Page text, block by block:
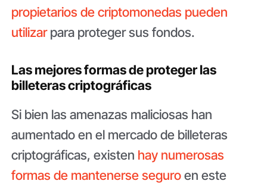
propietarios de criptomonedas pueden
utilizarpara proteger sus fondos.
Las mejores formas de proteger las
billeteras criptográficas
Si bien las amenazas maliciosas han
aumentado en el mercado de billeteras
criptográficas, existen hay numerosas
formas de mantenerse seguroen este